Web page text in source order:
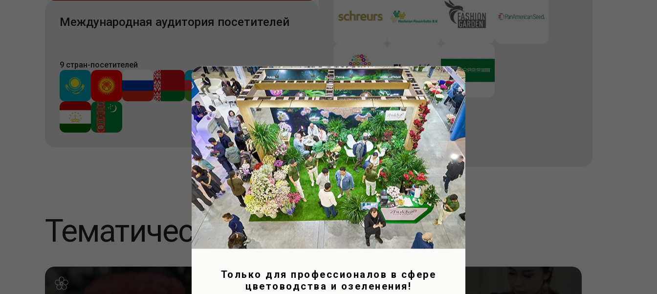
Только для профессионалов в сфере
цветоводства и озеленения!
Международная аудитория посетителей
9 стран-посетителей
Тематические разделы